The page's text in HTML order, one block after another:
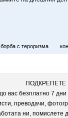
с тероризма
ПОДКРЕПЕТЕ
вас безплатно 7 дни
преводачи,
ни,